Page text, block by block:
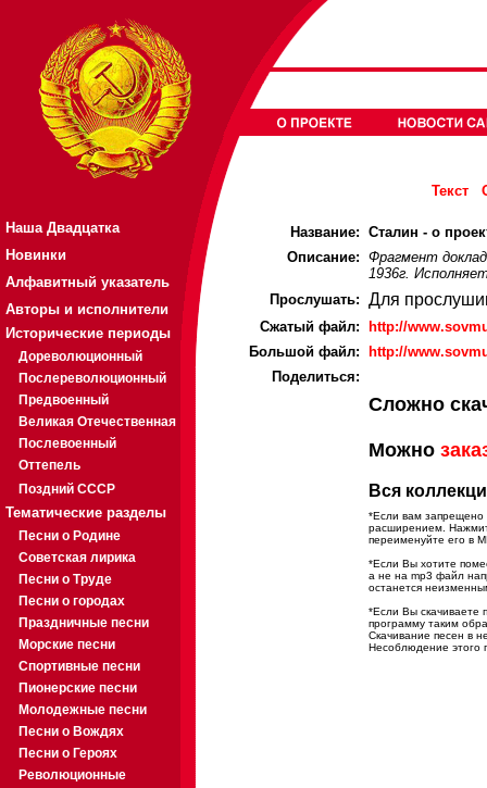
Наша Двадцатка
Новинки
Алфавитный указатель
Авторы и исполнители
Исторические периоды
Дореволюционный
Послереволюционный
Предвоенный
Великая Отечественная
Послевоенный
Оттепель
Поздний СССР
Тематические разделы
Песни о Родине
Советская лирика
Песни о Труде
Песни о городах
Праздничные песни
Морские песни
Спортивные песни
Пионерские песни
Молодежные песни
Песни о Вождях
Песни о Героях
Революционные
Текст
Название: Сталин - о
Описание: Фрагмент
1936г.
Прослушать: Для
Cжатый файл:
http://
Большой файл:
http://
Поделиться:
Сложно
Можно
Вся
*Если вам запрещено
расширением.
переименуйте его в
*Если Вы хотите
а не на mp3 файл
останется
*Если Вы скачиваете
программу таким
Скачивание песен в
Несоблюдение этого